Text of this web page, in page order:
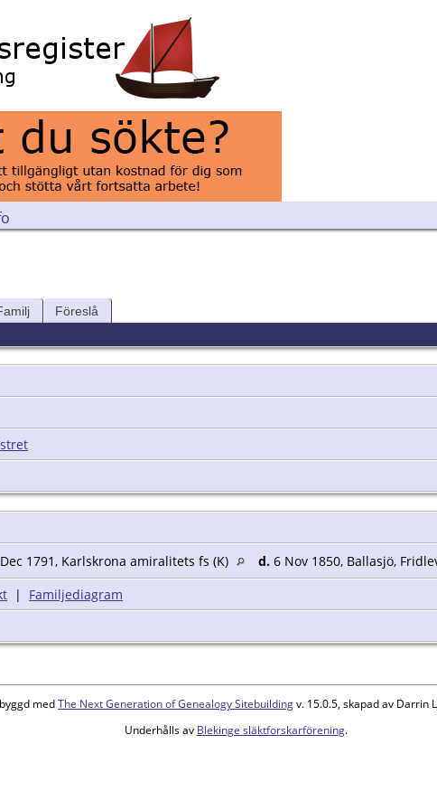
Föreslå
1791, Karlskrona amiralitets fs (K) d. 6 Nov 1850, Ballasjö,
| Familjediagram
medThe Next Generation of Genealogy Sitebuildingv. 15.0.5, skapad av Darrin
Underhålls av Blekinge släktforskarförening.